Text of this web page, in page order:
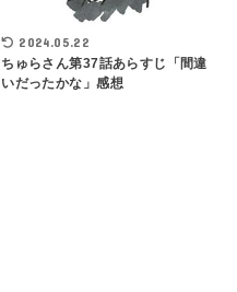
2024.05.22
ちゅらさん第37話あらすじ「間違
いだったかな」感想